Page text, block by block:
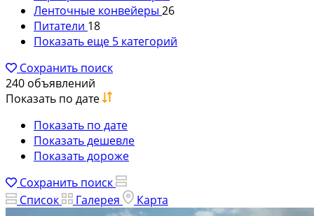
Ленточные конвейеры 26
Питатели 18
Показать еще 5 категорий
Сохранить поиск
240 объявлений
Показать по дате
Показать по дате
Показать дешевле
Показать дороже
Сохранить поиск
Список
Галерея Карта